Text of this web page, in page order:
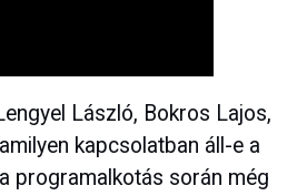
László, Bokros Lajos,
kapcsolatban áll-e a
programalkotás során még